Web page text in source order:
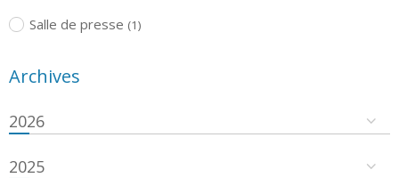
Salle de presse (1)
Archives
2026
2025